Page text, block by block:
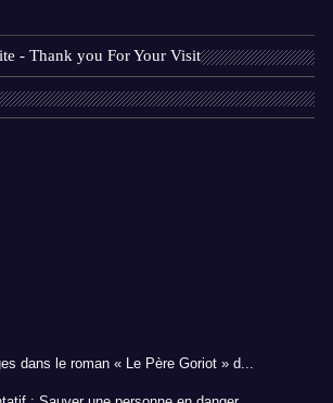
- Thank you For Your Visit
dans le roman « Le Père Goriot » d...